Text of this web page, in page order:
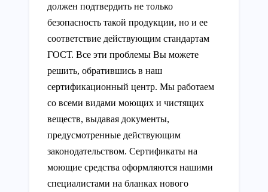
должен подтвердить не только
безопасность такой продукции, но и ее
соответствие действующим стандартам
ГОСТ. Все эти проблемы Вы можете
решить, обратившись в наш
сертификационный центр. Мы работаем
со всеми видами моющих и чистящих
веществ, выдавая документы,
предусмотренные действующим
законодательством. Сертификаты на
моющие средства оформляются нашими
специалистами на бланках нового